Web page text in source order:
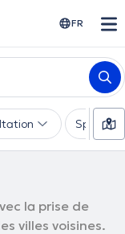
FR
la prise de
villes voisines.